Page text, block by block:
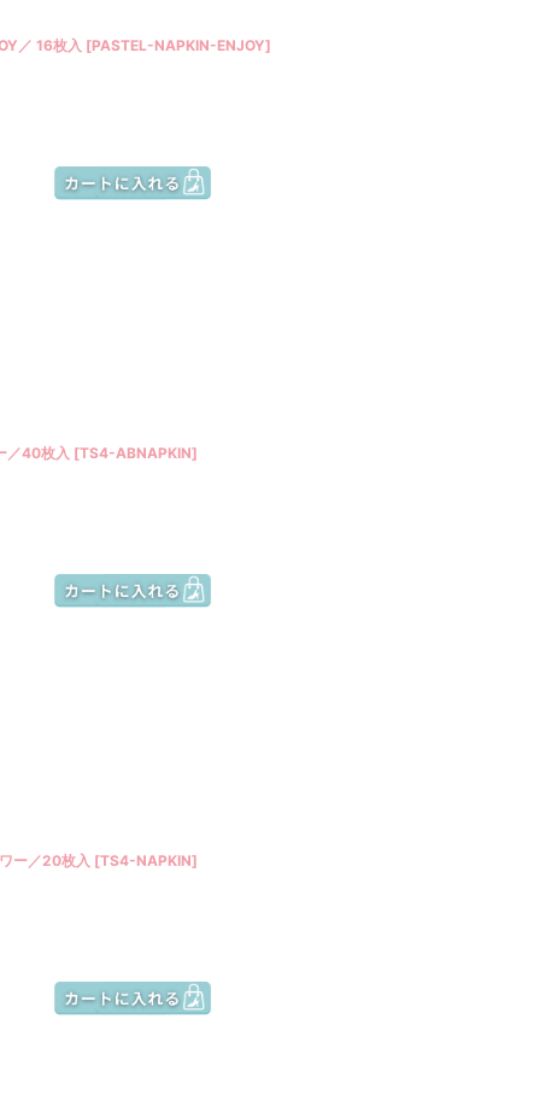
／ 16枚入 [PASTEL-NAPKIN-ENJOY]
／40枚入 [TS4-ABNAPKIN]
ー／20枚入 [TS4-NAPKIN]